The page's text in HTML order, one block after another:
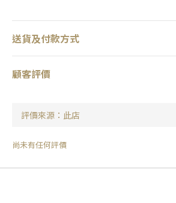
送貨及付款方式
顧客評價
尚未有任何評價